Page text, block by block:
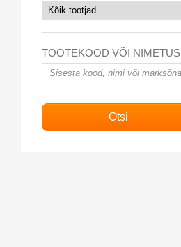
TOOTEKOOD VÕI NIMETUS